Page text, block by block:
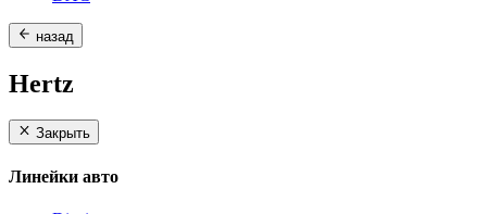
назад
Hertz
Закрыть
Линейки авто